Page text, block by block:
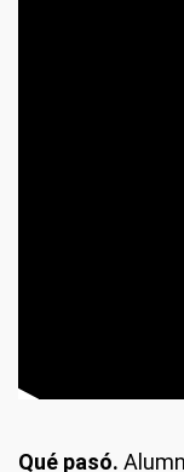
Qué pasó.